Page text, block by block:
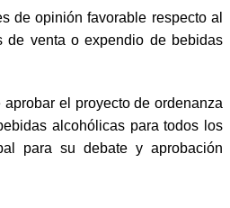
de opinión favorable respecto al
de venta o expendio de bebidas
el proyecto de ordenanza
alcohólicas para todos los
para su debate y aprobación